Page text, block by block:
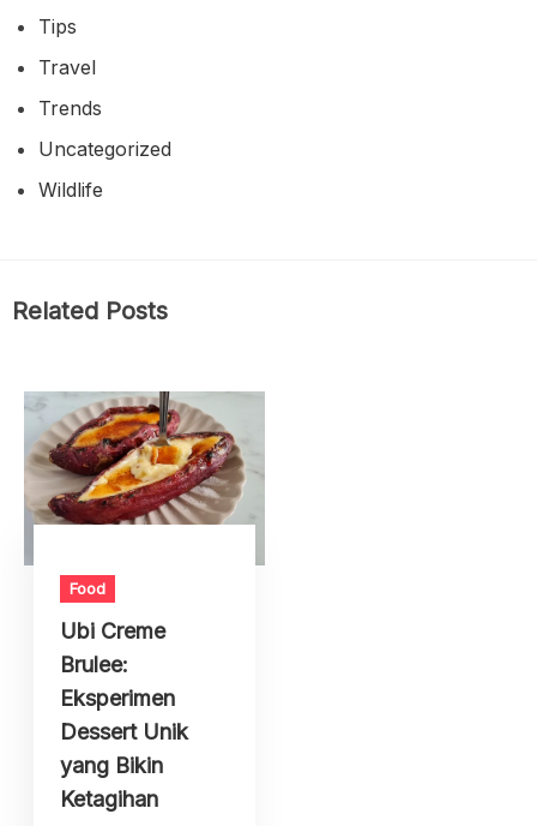
Tips
Travel
Trends
Uncategorized
Wildlife
Related Posts
Food
Ubi Creme
Brulee:
Eksperimen
Dessert Unik
yang Bikin
Ketagihan